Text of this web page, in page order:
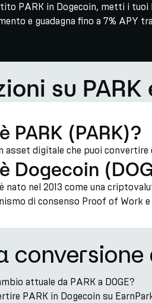
PARK in Dogecoin, metti i tuoi
e guadagna fino a 7% APY
su PARK
PARK (PARK)?
asset digitale che puoi
Dogecoin
è nato nel 2013 come una
di consenso Proof of Work
conversione
attuale da PARK a DOGE?
PARK in Dogecoin su